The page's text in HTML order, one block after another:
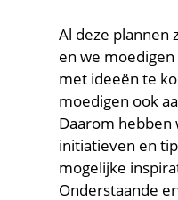
Al deze plannen
en we
met ideeën te
moedigen ook
Daarom hebben
initiatieven en
mogelijke
Onderstaande